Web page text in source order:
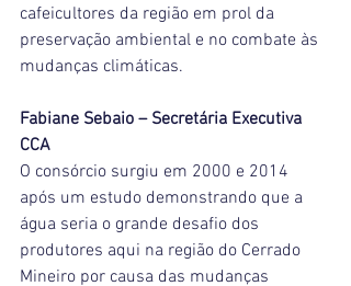
cafeicultores da região em prol da
preservação ambiental e no combate às
mudanças climáticas.
Fabiane Sebaio – Secretária Executiva
CCA
O consórcio surgiu em 2000 e 2014
após um estudo demonstrando que a
água seria o grande desafio dos
produtores aqui na região do Cerrado
Mineiro por causa das mudanças